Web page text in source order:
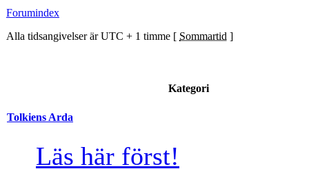
Forumindex
Alla tidsangivelser är UTC + 1 timme [ Sommartid ]
Kategori
Tolkiens Arda
Läs här först!